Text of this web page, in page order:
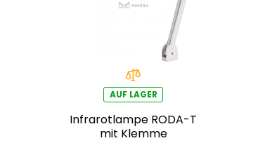
AUF LAGER
Infrarotlampe RODA-T
mit Klemme